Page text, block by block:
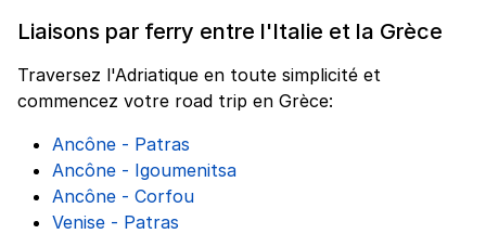
Liaisons par ferry entre l'Italie et la Grèce
Traversez l'Adriatique en toute simplicité et
commencez votre road trip en Grèce:
Ancône - Patras
Ancône - Igoumenitsa
Ancône - Corfou
Venise - Patras